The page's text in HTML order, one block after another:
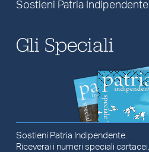
Sostieni Patria Indipendente
Gli Speciali
Sostieni Patria Indipendente.
Riceverai i numeri speciali cartacei.